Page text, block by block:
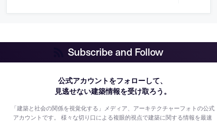
Subscribe and Follow
公式アカウントをフォローして、
見逃せない建築情報を受け取ろう。
「建築と社会の関係を視覚化する」メディア、アーキテクチャーフォトの公式
アカウントです。様々な切り口による複眼的視点で建築に関する情報を最速